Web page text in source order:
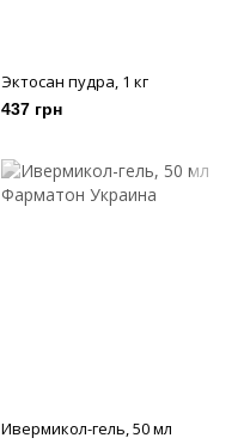
Эктосан пудра, 1 кг
437 грн
Ивермикол-гель, 50 мл